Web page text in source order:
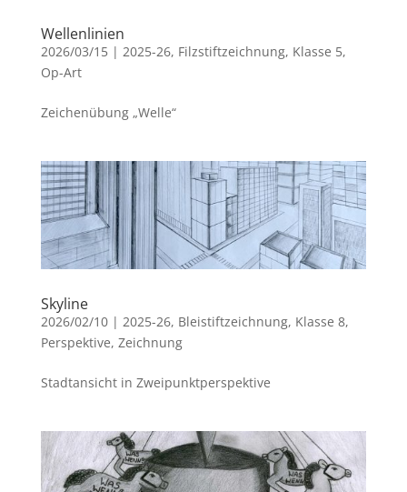
Wellenlinien
2026/03/15| 2025-26, Filzstiftzeichnung, Klasse 5,
Op-Art
Zeichenübung „Welle“
Skyline
2026/02/10| 2025-26, Bleistiftzeichnung, Klasse 8,
Perspektive, Zeichnung
Stadtansicht in Zweipunktperspektive